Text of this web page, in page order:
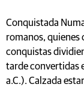
Conquistada
romanos, quienes
conquistas
tarde convertidas
a.C.). Calzada